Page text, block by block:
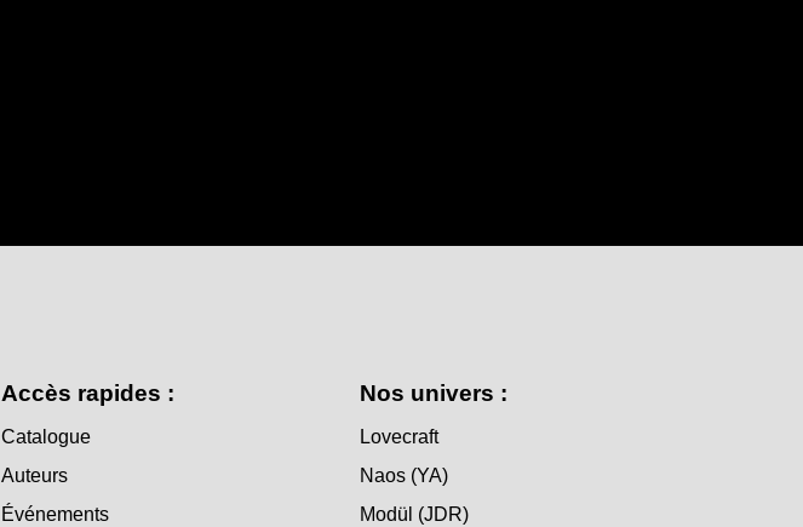
Accès rapides :
Catalogue
Auteurs
Événements
Nos univers :
Lovecraft
Naos (YA)
Modül (JDR)